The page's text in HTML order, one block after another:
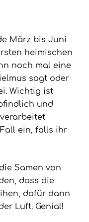
März bis Juni
heimischen
noch mal eine
sagt oder
Wichtig ist
und
ein, falls ihr
Samen von
dass die
dafür dann
Luft. Genial!